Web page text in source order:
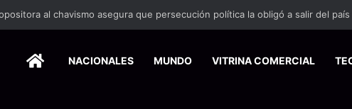
HOMENACIONALES MUNDO VITRINA COMERCIAL